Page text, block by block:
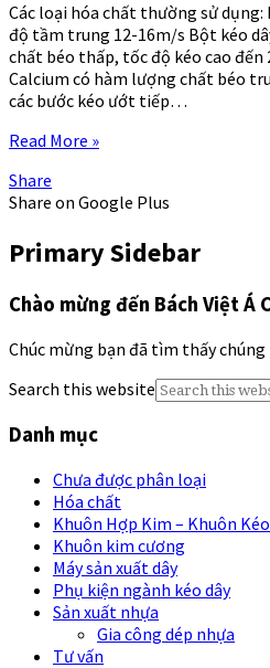
Các loại hóa chất thường sử
độ tầm trung 12-16m/s Bột kéo
chất béo thấp, tốc độ kéo cao đến
Calcium có hàm lượng chất béo
các bước kéo ướt tiếp…
Read More »
Share
Share on Google Plus
Primary Sidebar
Chào mừng đến Bách Việt Á
Chúc mừng bạn đã tìm thấy chúng
Search this website
Danh mục
Chưa được phân loại
Hóa chất
Khuôn Hợp Kim – Khuôn
Khuôn kim cương
Máy sản xuất dây
Phụ kiện ngành kéo dây
Sản xuất nhựa
Gia công dép nhựa
Tư vấn